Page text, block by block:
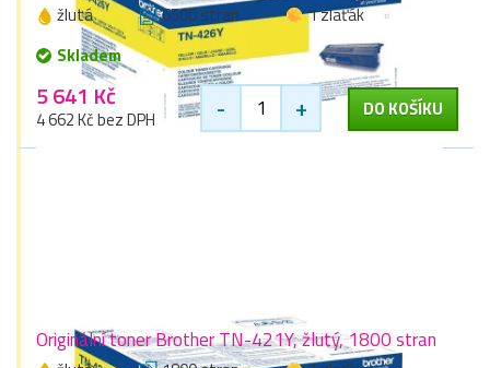
žlutá 6500 stran
1 zlaťák
Skladem
5 641 Kč
4 662 Kč bez DPH - + DO KOŠÍKU
Originální toner Brother TN-421Y, žlutý, 1800 stran